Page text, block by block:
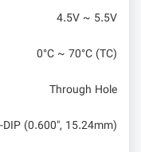
4.5V ~ 5.5V
0°C ~ 70°C (TC)
Through Hole
DIP (0.600", 15.24mm)